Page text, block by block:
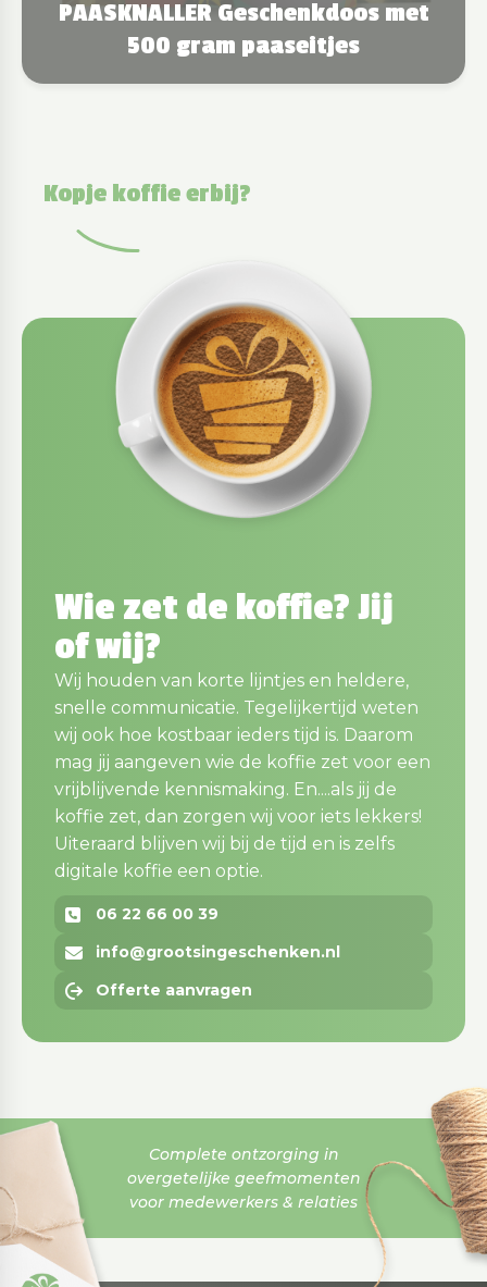
PAASKNALLER Geschenkdoos met
500 gram paaseitjes
Kopje koffie erbij?
Wie zet de koffie? Jij
of wij?
Wij houden van korte lijntjes en heldere,
snelle communicatie. Tegelijkertijd weten
wij ook hoe kostbaar ieders tijd is. Daarom
mag jij aangeven wie de koffie zet voor een
vrijblijvende kennismaking. En....als jij de
koffie zet, dan zorgen wij voor iets lekkers!
Uiteraard blijven wij bij de tijd en is zelfs
digitale koffie een optie.
06 22 66 00 39
info@grootsingeschenken.nl
Offerte aanvragen
Complete ontzorging in
overgetelijke geefmomenten
voor medewerkers & relaties